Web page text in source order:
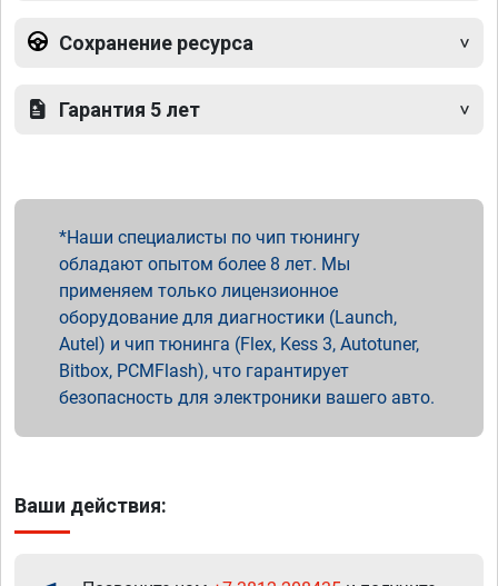
Сохранение ресурса
Гарантия 5 лет
Наши специалисты по чип тюнингу
обладают опытом более 8 лет. Мы
применяем только лицензионное
оборудование для диагностики (Launch,
Autel) и чип тюнинга (Flex, Kess 3, Autotuner,
Bitbox, PCMFlash), что гарантирует
безопасность для электроники вашего авто.
Ваши действия: